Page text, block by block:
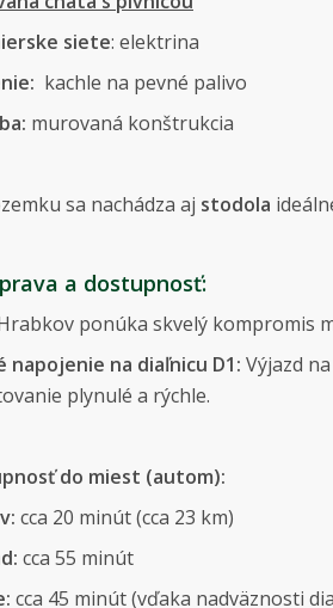
siete: elektrina
kachle na pevné palivo
murovaná konštrukcia
sa nachádza aj stodola
a dostupnosť:
ponúka skvelý kompromis
napojenie na diaľnicu D1: Výjazd
plynulé a rýchle.
do miest (autom):
cca 20 minút (cca 23 km)
cca 55 minút
cca 45 minút (vďaka nadväznosti